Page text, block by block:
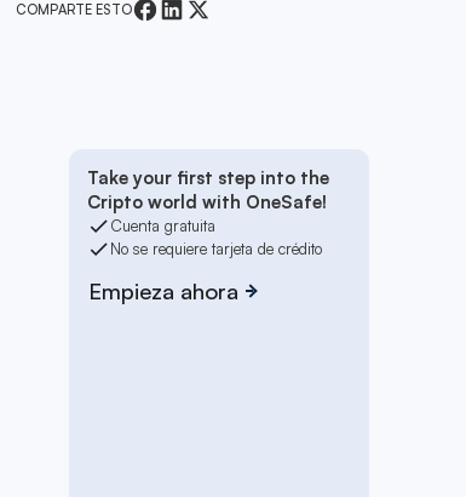
COMPARTE ESTO
Take your first step into the
Cripto world with OneSafe!
Cuenta gratuita
No se requiere tarjeta de crédito
Empieza ahora